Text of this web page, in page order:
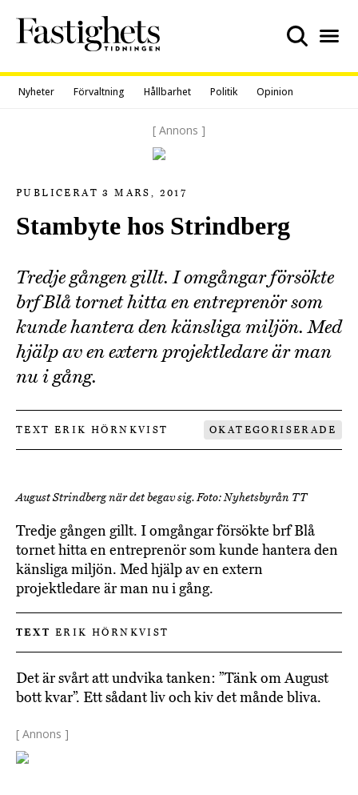
content
Nyheter Förvaltning Hållbarhet Politik Opinion
[ Annons ]
PUBLICERAT 3 MARS, 2017
Stambyte hos Strindberg
Tredje gången gillt. I omgångar försökte
brf Blå tornet hitta en entreprenör som
kunde hantera den känsliga miljön. Med
hjälp av en extern projektledare är man
nu i gång.
TEXT ERIK HÖRNKVIST OKATEGORISERADE
August Strindberg när det begav sig. Foto: Nyhetsbyrån TT
Tredje gången gillt. I omgångar försökte brf Blå
tornet hitta en entreprenör som kunde hantera den
känsliga miljön. Med hjälp av en extern
projektledare är man nu i gång.
TEXT ERIK HÖRNKVIST
Det är svårt att undvika tanken: ”Tänk om August
bott kvar”. Ett sådant liv och kiv det månde bliva.
[ Annons ]